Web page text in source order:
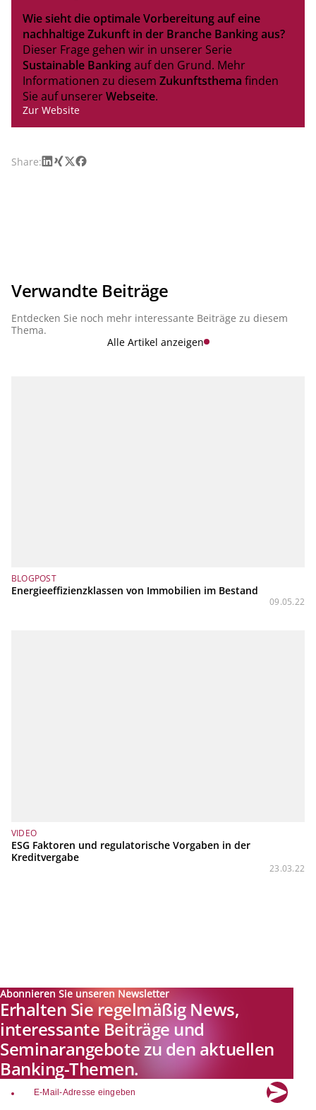
Wie sieht die optimale Vorbereitung auf eine
nachhaltige Zukunft in der Branche Banking aus?
Dieser Frage gehen wir in unserer Serie
Sustainable Bankingauf den Grund. Mehr
Informationen zu diesem Zukunftsthema finden
Sie auf unsererWebseite.
Zur Website
Share:LinkedIn
Xing
X Facebook
Verwandte Beiträge
Entdecken Sie noch mehr interessante Beiträge zu diesem
Thema.
Alle Artikel anzeigen
BLOGPOST
Energieeffizienzklassen von Immobilien im Bestand
09.05.22
VIDEO
ESG Faktoren und regulatorische Vorgaben in der
Kreditvergabe
23.03.22
Abonnieren Sie unseren Newsletter
Erhalten Sie regelmäßig News,
interessante Beiträge und
Seminarangebote zu den aktuellen
Banking-Themen.
email